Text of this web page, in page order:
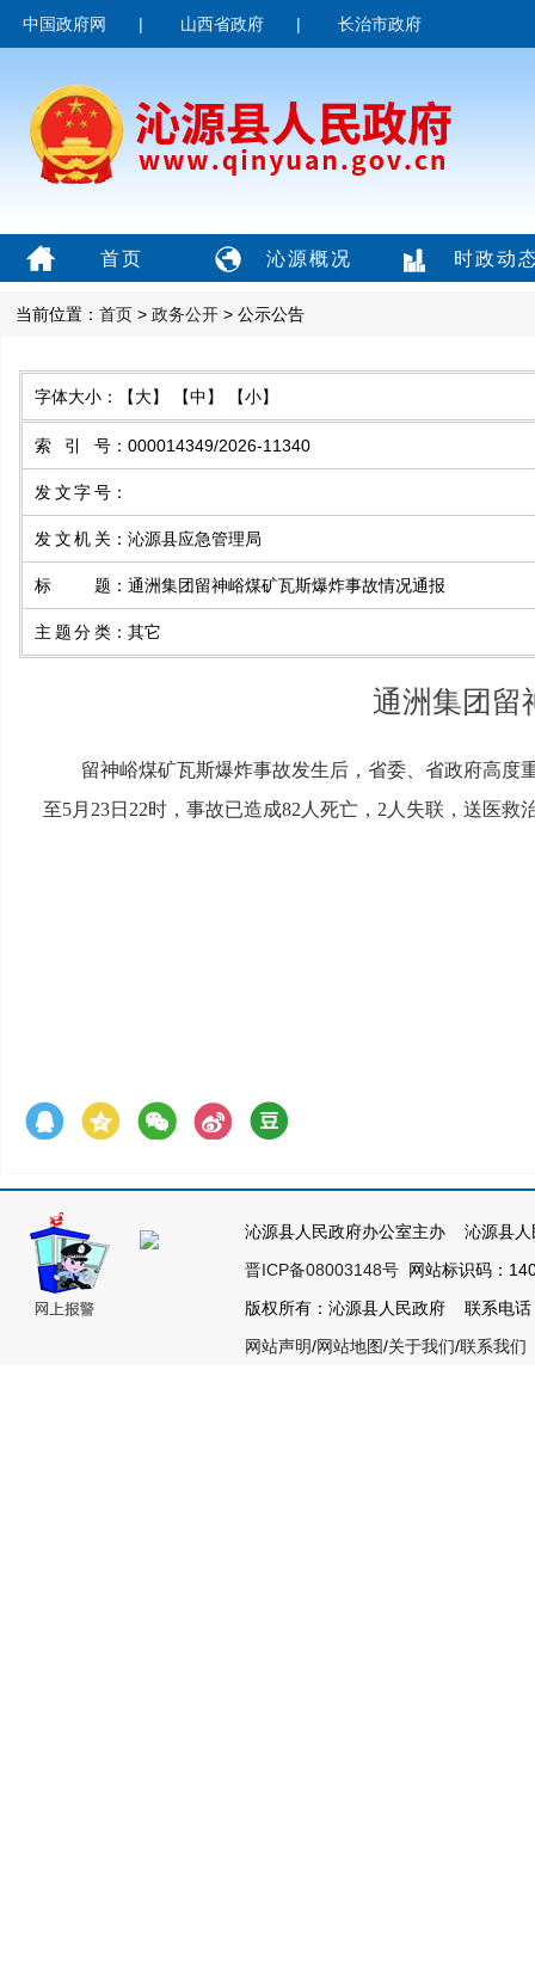
中国政府网 | 山西省政府 | 长治市政府
首页 沁源概况 时政动
当前位置： 首页 > 政务公开 > 公示公告
字体大小： 【大】 【中】 【小】
索引号 ： 000014349/2026-11340
发文字号 ：
发文机关 ： 沁源县应急管理局
标题 ： 通洲集团留神峪煤矿瓦斯爆炸事故情况通报
主题分类 ： 其它
通洲集团留
留神峪煤矿瓦斯爆炸事故发生后，省委、省政府高度
至5月23日22时，事故已造成82人死亡，2人失联，送医救
沁源县人民政府办公室主办 沁源县
晋ICP备08003148号 网站标识码：
版权所有：沁源县人民政府 联系电
网站声明/网站地图/关于我们/联系我们